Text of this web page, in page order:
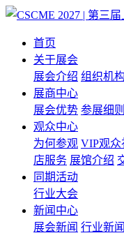
首页
关于展会
展会介绍 组织机构
展商中心
展会优势 参展细则
观众中心
为何参观 VIP观众
店服务 展馆介绍
同期活动
行业大会
新闻中心
展会新闻 行业新闻